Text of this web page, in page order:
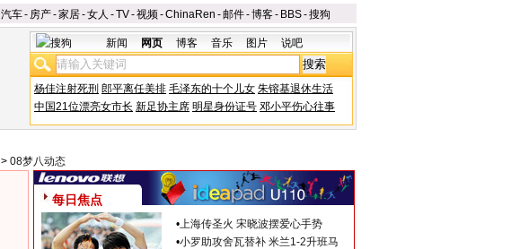
汽车- 房产-家居-女人 -TV-视频-ChinaRen -邮件-博客- BBS-搜狗
新闻 网页 博客 音乐 图片 说吧
杨佳注射死刑 郎平离任美排 毛泽东的十个儿女 朱镕基退休生活
中国21位漂亮女市长 新足协主席 明星身份证号 邓小平伤心往事
> 08梦八动态
每日焦点
•上海传圣火 宋晓波摆爱心手势
•小罗助攻舍瓦替补 米兰1-2升班马